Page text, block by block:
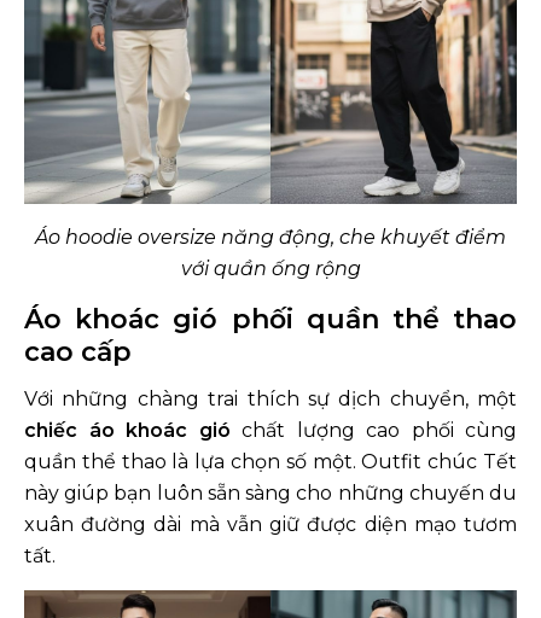
Áo hoodie oversize năng động, che khuyết điểm
với quần ống rộng
Áo khoác gió phối quần thể thao
cao cấp
Với những chàng trai thích sự dịch chuyển, một
chiếc áo khoác gió chất lượng cao phối cùng
quần thể thao là lựa chọn số một. Outfit chúc Tết
này giúp bạn luôn sẵn sàng cho những chuyến du
xuân đường dài mà vẫn giữ được diện mạo tươm
tất.